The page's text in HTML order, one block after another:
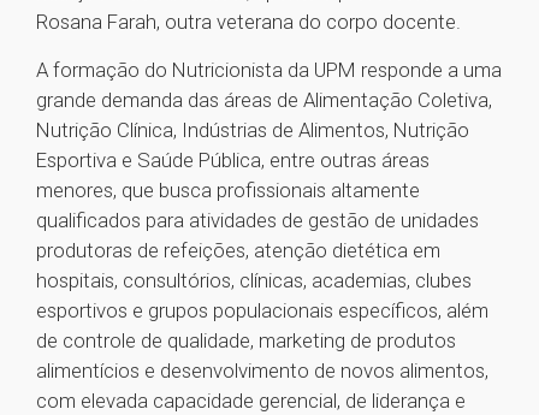
Rosana Farah, outra veterana do corpo docente.
A formação do Nutricionista da UPM responde a uma
grande demanda das áreas de Alimentação Coletiva,
Nutrição Clínica, Indústrias de Alimentos, Nutrição
Esportiva e Saúde Pública, entre outras áreas
menores, que busca profissionais altamente
qualificados para atividades de gestão de unidades
produtoras de refeições, atenção dietética em
hospitais, consultórios, clínicas, academias, clubes
esportivos e grupos populacionais específicos, além
de controle de qualidade, marketing de produtos
alimentícios e desenvolvimento de novos alimentos,
com elevada capacidade gerencial, de liderança e